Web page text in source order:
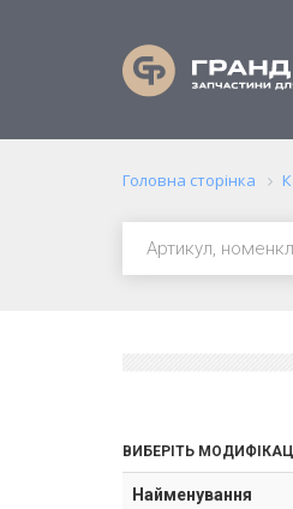
Головна сторінка
ВИБЕРІТЬ
Найменування